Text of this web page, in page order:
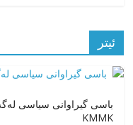
ئیتر
باسی گیراوانی سیاسی
KMMK